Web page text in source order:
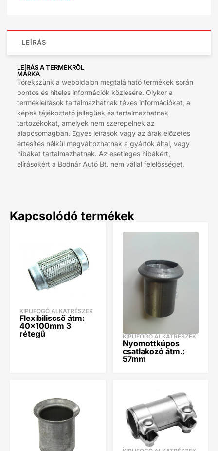
LEÍRÁS
LEÍRÁS A TERMÉKRŐL
MÁRKA
Törekszünk a weboldalon megtalálható termékek során
pontos és hiteles információk közlésére. Olykor a
termékleírások tartalmazhatnak téves információkat, a
képek tájékoztató jellegűek és tartalmazhatnak
tartozékokat, amelyek nem szerepelnek az
alapcsomagban. Egyes leírások vagy az árak előzetes
értesítés nélkül megváltozhatnak a gyártók által, vagy
hibákat tartalmazhatnak. Az esetleges hibákért,
elírásokért a Bodnár Autó Bt. nem vállal felelősséget.
Kapcsolódó termékek
KIPUFOGÓ ALKATRÉSZEK
Flexibiliscső átm:
40x100mm 3
rétegű
KIPUFOGÓ ALKATRÉSZEK
Nyomottkúpos
csatlakozó átm.:
57mm